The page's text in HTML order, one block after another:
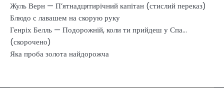
Жуль Верн — П’ятнадцятирічний капітан (стислий переказ)
Блюдо с лавашем на скорую руку
Генріх Белль — Подорожній, коли ти прийдеш у Спа…
(скорочено)
Яка проба золота найдорожча